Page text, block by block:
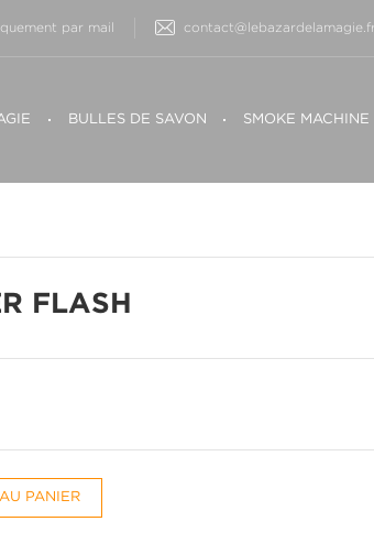
par mail contact@lebazardelamagie.fr
BULLES DE SAVON SMOKE MACHINE
FLASH
AU PANIER